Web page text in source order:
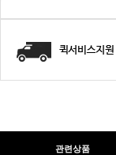
관련상품